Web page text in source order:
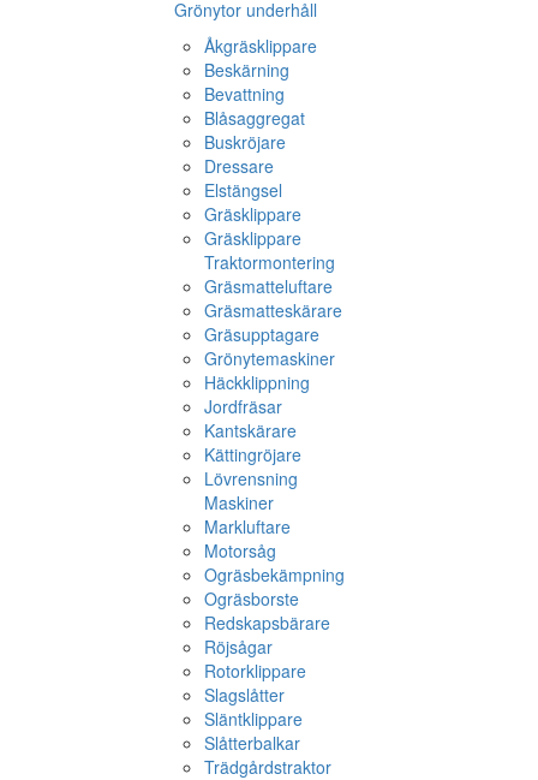
Grönytor underhåll
Åkgräsklippare
Beskärning
Bevattning
Blåsaggregat
Buskröjare
Dressare
Elstängsel
Gräsklippare
Gräsklippare
Traktormontering
Gräsmatteluftare
Gräsmatteskärare
Gräsupptagare
Grönytemaskiner
Häckklippning
Jordfräsar
Kantskärare
Kättingröjare
Lövrensning
Maskiner
Markluftare
Motorsåg
Ogräsbekämpning
Ogräsborste
Redskapsbärare
Röjsågar
Rotorklippare
Slagslåtter
Släntklippare
Slåtterbalkar
Trädgårdstraktor